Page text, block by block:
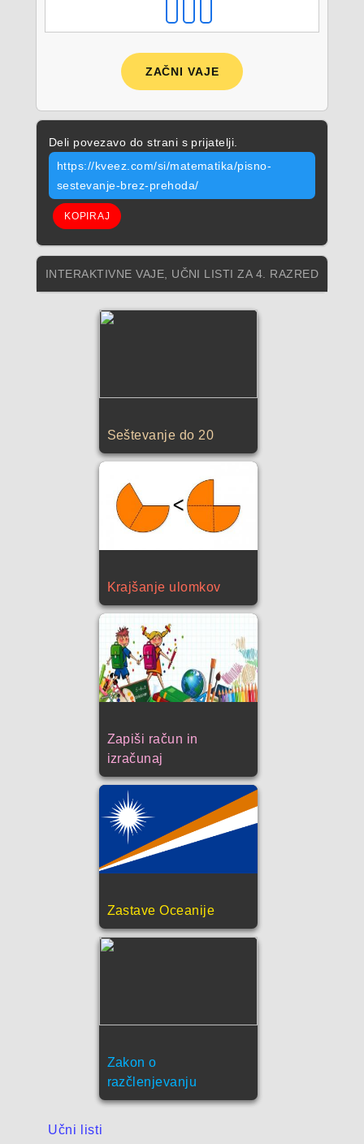
ZAČNI VAJE
Deli povezavo do strani s prijatelji.
https://kveez.com/si/matematika/pisno-
sestevanje-brez-prehoda/
KOPIRAJ
INTERAKTIVNE VAJE, UČNI LISTI ZA 4. RAZRED
Seštevanje do 20
Krajšanje ulomkov
Zapiši račun in
izračunaj
Zastave Oceanije
Zakon o
razčlenjevanju
Učni listi